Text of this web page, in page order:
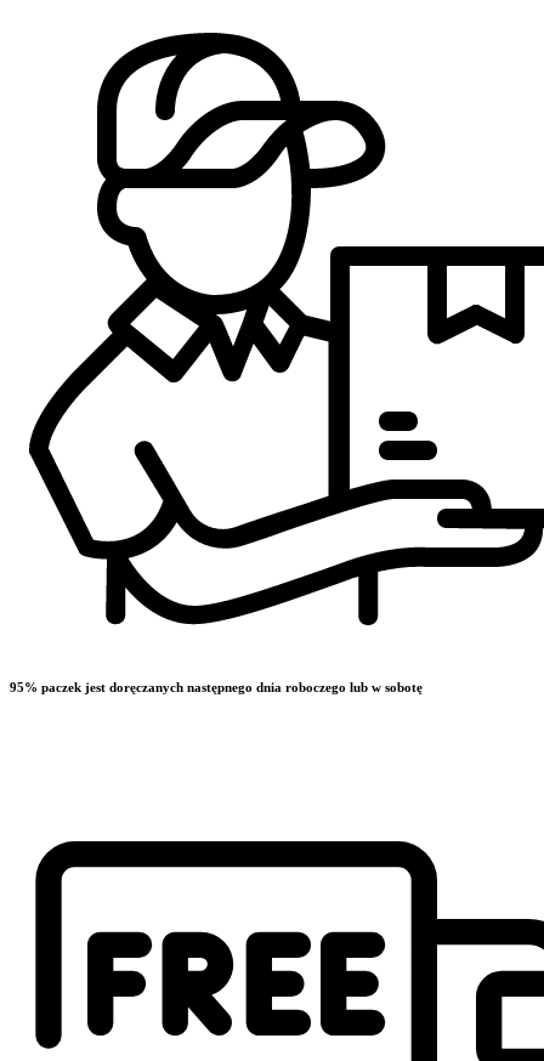
95% paczek jest doręczanych następnego dnia roboczego lub w sobotę